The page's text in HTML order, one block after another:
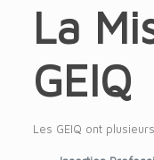
La
GEIQ
Les GEIQ ont